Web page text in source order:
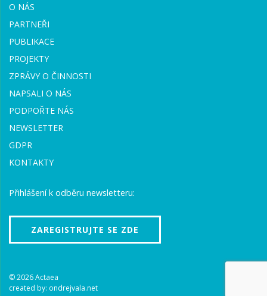
O NÁS
PARTNEŘI
PUBLIKACE
PROJEKTY
ZPRÁVY O ČINNOSTI
NAPSALI O NÁS
PODPOŘTE NÁS
NEWSLETTER
GDPR
KONTAKTY
Přihlášení k odběru newsletteru:
ZAREGISTRUJTE SE ZDE
© 2026 Actaea
created by: ondrejvala.net